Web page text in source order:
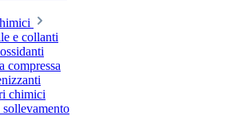
e collanti
compressa
chimici